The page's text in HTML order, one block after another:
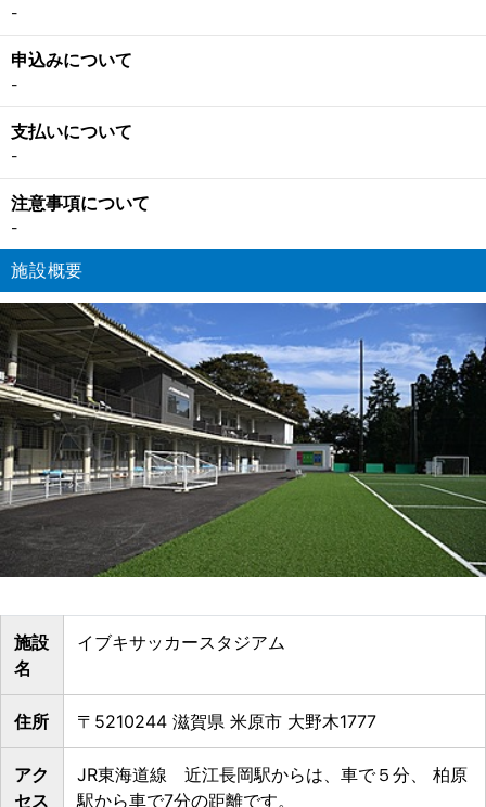
-
申込みについて
-
支払いについて
-
注意事項について
-
施設概要
施設
名
イブキサッカースタジアム
住所 〒5210244 滋賀県 米原市 大野木1777
アク
セス
JR東海道線 近江長岡駅からは、車で５分、 柏原
駅から車で7分の距離です。